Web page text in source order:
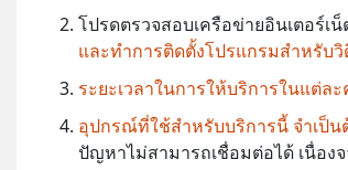
โปรดตรวจสอบเครือข่ายอินเตอร์
และทำการติดตั้งโปรแกรมสำหรับ
ระยะเวลาในการให้บริการในแต่ล
อุปกรณ์ที่ใช้สำหรับบริการนี้ จำเป็
ปัญหาไม่สามารถเชื่อมต่อได้ เนื่อง